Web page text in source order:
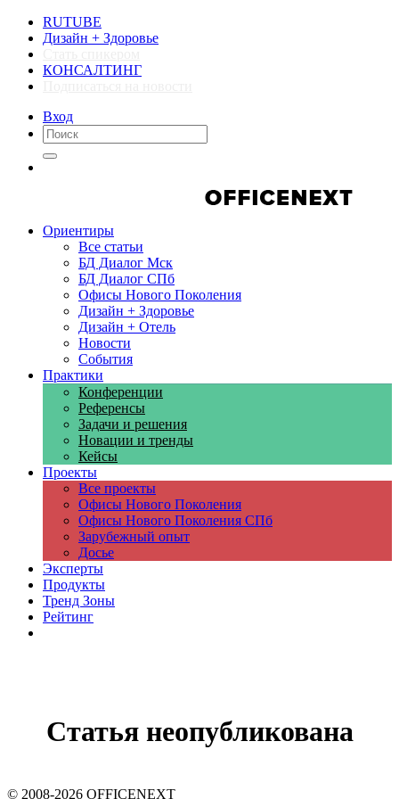
RUTUBE
Дизайн + Здоровье
КОНСАЛТИНГ
Вход
Ориентиры
Все статьи
БД Диалог Мск
БД Диалог СПб
Офисы Нового Поколения
Дизайн + Здоровье
Дизайн + Отель
Новости
События
Практики
Конференции
Референсы
Задачи и решения
Новации и тренды
Кейсы
Проекты
Все проекты
Офисы Нового Поколения
Офисы Нового Поколения СПб
Зарубежный опыт
Досье
Эксперты
Продукты
Тренд Зоны
Рейтинг
Статья неопубликована
© 2008-2026 OFFICENEXT